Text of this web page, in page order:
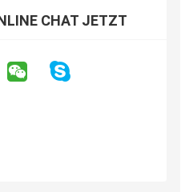
CHAT JETZT